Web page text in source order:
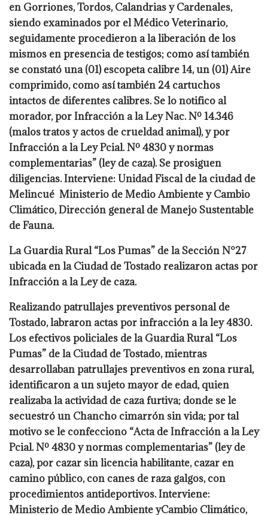
en Gorriones, Tordos, Calandrias y Cardenales,
siendo examinados por el Médico Veterinario,
seguidamente procedieron a la liberación de los
mismos en presencia de testigos; como así también
se constató una (01) escopeta calibre 14, un (01) Aire
comprimido, como así también 24 cartuchos
intactos de diferentes calibres. Se lo notifico al
morador, por Infracción a la Ley Nac. Nº 14.346
(malos tratos y actos de crueldad animal), y por
Infracción a la Ley Pcial. Nº 4830 y normas
complementarias” (ley de caza). Se prosiguen
diligencias. Interviene: Unidad Fiscal de la ciudad de
Melincué Ministerio de Medio Ambiente y Cambio
Climático, Dirección general de Manejo Sustentable
de Fauna.
La Guardia Rural “Los Pumas” de la Sección N°27
ubicada en la Ciudad de Tostado realizaron actas por
Infracción a la Ley de caza.
Realizando patrullajes preventivos personal de
Tostado, labraron actas por infracción a la ley 4830.
Los efectivos policiales de la Guardia Rural “Los
Pumas” de la Ciudad de Tostado, mientras
desarrollaban patrullajes preventivos en zona rural,
identificaron a un sujeto mayor de edad, quien
realizaba la actividad de caza furtiva; donde se le
secuestró un Chancho cimarrón sin vida; por tal
motivo se le confecciono “Acta deInfracción a la Ley
Pcial. Nº 4830 y normas complementarias” (ley de
caza), por cazar sin licencia habilitante, cazar en
camino público, con canes de raza galgos, con
procedimientos antideportivos. Interviene:
Ministerio de Medio Ambiente yCambio Climático,